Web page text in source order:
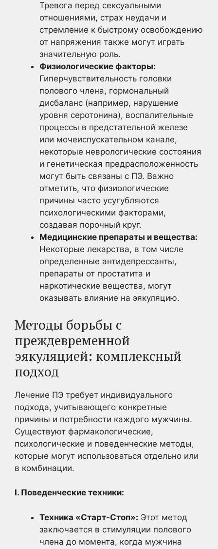
Тревога перед сексуальными
отношениями, страх неудачи и
стремление к быстрому освобождению
от напряжения также могут играть
значительную роль.
Физиологические факторы:
Гиперчувствительность головки
полового члена, гормональный
дисбаланс (например, нарушение
уровня серотонина), воспалительные
процессы в предстательной железе
или мочеиспускательном канале,
некоторые неврологические состояния
и генетическая предрасположенность
могут быть связаны с ПЭ. Важно
отметить, что физиологические
причины часто усугубляются
психологическими факторами,
создавая порочный круг.
Медицинские препараты и вещества:
Некоторые лекарства, в том числе
определенные антидепрессанты,
препараты от простатита и
наркотические вещества, могут
оказывать влияние на эякуляцию.
Методы борьбы с
преждевременной
эякуляцией: комплексный
подход
Лечение ПЭ требует индивидуального
подхода, учитывающего конкретные
причины и потребности каждого мужчины.
Существуют фармакологические,
психологические и поведенческие методы,
которые могут использоваться отдельно или
в комбинации.
I. Поведенческие техники:
Техника «Старт-Стоп»: Этот метод
заключается в стимуляции полового
члена до момента, когда мужчина